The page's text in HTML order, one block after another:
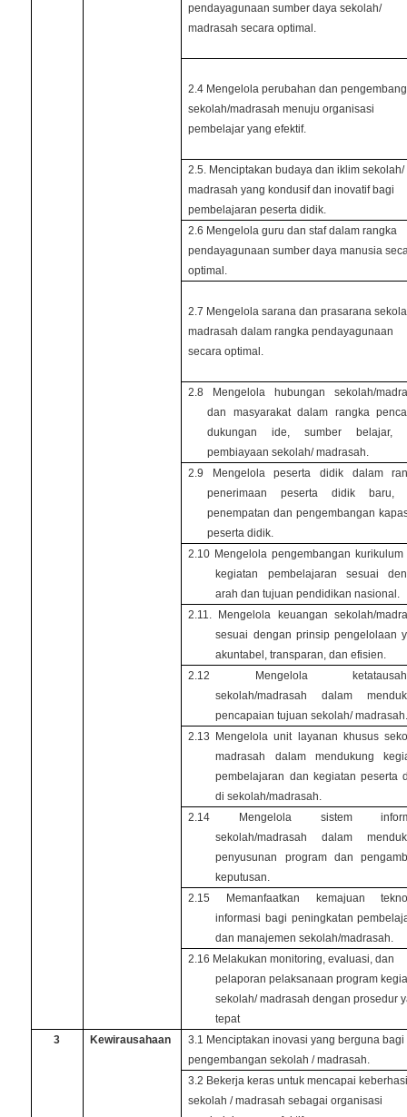
pendayagunaan sumber daya sekolah/
madrasah secara optimal.
2.4 Mengelola perubahan dan
sekolah/madrasah menuju organisasi
pembelajar yang efektif.
2.5. Menciptakan budaya dan iklim sekolah/
madrasah yang kondusif dan inovatif bagi
pembelajaran peserta didik.
2.6 Mengelola guru dan staf dalam rangka
pendayagunaan sumber daya manusia
optimal.
2.7 Mengelola sarana dan prasarana
madrasah dalam rangka pendayagunaan
secara optimal.
2.8 Mengelola hubungan sekolah/
dan masyarakat dalam rangka
dukungan ide, sumber belajar,
pembiayaan sekolah/ madrasah.
2.9 Mengelola peserta didik dalam
penerimaan peserta didik baru,
penempatan dan pengembangan
peserta didik.
2.10 Mengelola pengembangan kurikulum
kegiatan pembelajaran sesuai
arah dan tujuan pendidikan nasional.
2.11. Mengelola keuangan sekolah/
sesuai dengan prinsip pengelolaan
akuntabel, transparan, dan efisien.
2.12 Mengelola
sekolah/madrasah dalam
pencapaian tujuan sekolah/
2.13 Mengelola unit layanan khusus
madrasah dalam mendukung
pembelajaran dan kegiatan peserta
di sekolah/madrasah.
2.14 Mengelola sistem
sekolah/madrasah dalam
penyusunan program dan
keputusan.
2.15 Memanfaatkan kemajuan
informasi bagi peningkatan
dan manajemen sekolah/madrasah.
2.16 Melakukan monitoring, evaluasi, dan
pelaporan pelaksanaan program
sekolah/ madrasah dengan prosedur
tepat
3
Kewirausahaan
3.1 Menciptakan inovasi yang berguna bagi
pengembangan sekolah / madrasah.
3.2 Bekerja keras untuk mencapai
sekolah / madrasah sebagai organisasi